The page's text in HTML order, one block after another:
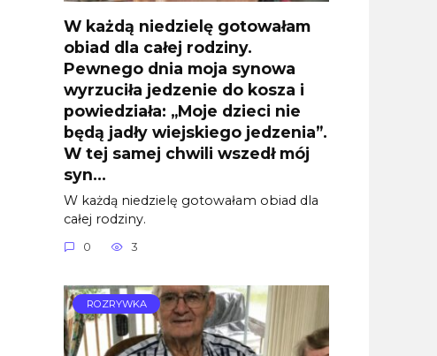
W każdą niedzielę gotowałam
obiad dla całej rodziny.
Pewnego dnia moja synowa
wyrzuciła jedzenie do kosza i
powiedziała: „Moje dzieci nie
będą jadły wiejskiego jedzenia”.
W tej samej chwili wszedł mój
syn…
W każdą niedzielę gotowałam obiad dla
całej rodziny.
0 3
ROZRYWKA